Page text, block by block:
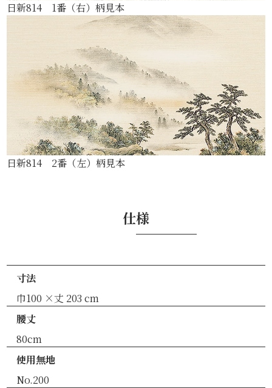
日新814 1番（右）柄見本
日新814 2番（左）柄見本
仕様
寸法
巾100 ×丈 203 cm
腰丈
80cm
使用無地
No.200